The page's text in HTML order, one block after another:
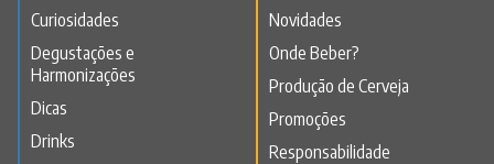
Curiosidades
Degustações e
Harmonizações
Dicas
Drinks
Novidades
Onde Beber?
Produção de Cerveja
Promoções
Responsabilidade